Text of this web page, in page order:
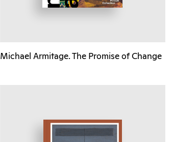
Michael Armitage. The Promise of Change